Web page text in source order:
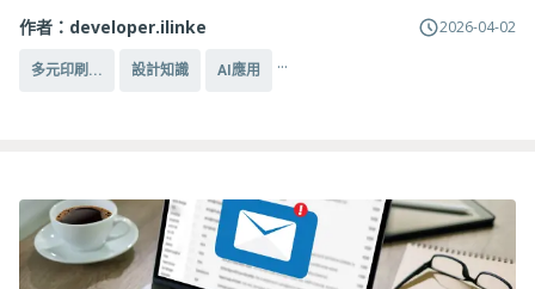
作者： developer.ilinke 2026-04-02
多元印刷... 設計知識 AI應用 ...